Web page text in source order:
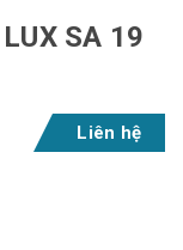
SA 19
Liên hệ